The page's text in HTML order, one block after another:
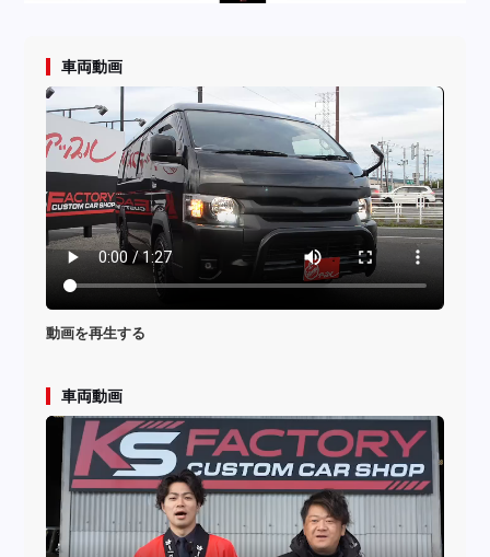
車両動画
動画を再生する
車両動画